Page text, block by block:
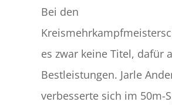
Bei den
es zwar keine Titel, dafür
Bestleistungen. Jarle
verbesserte sich im 50m-